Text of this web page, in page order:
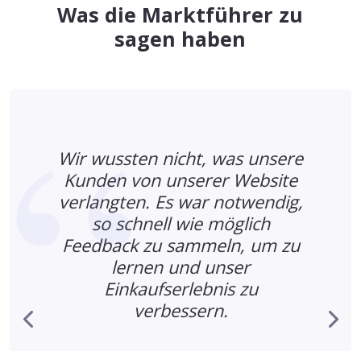
Was die Marktführer zu
sagen haben
Wir wussten nicht, was unsere
Kunden von unserer Website
verlangten. Es war notwendig,
so schnell wie möglich
Feedback zu sammeln, um zu
lernen und unser
Einkaufserlebnis zu
verbessern.